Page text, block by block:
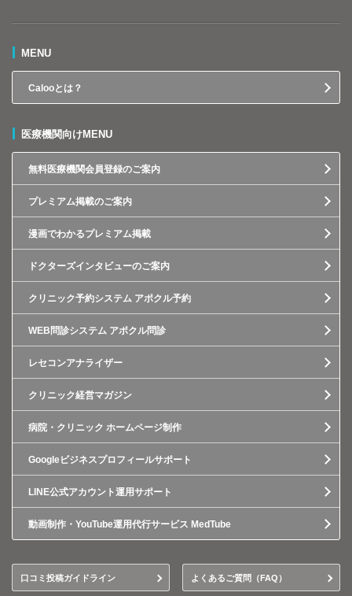
MENU
Calooとは？
医療機関向けMENU
無料医療機関会員登録のご案内
プレミアム掲載のご案内
漫画でわかるプレミアム掲載
ドクターズインタビューのご案内
クリニック予約システム アポクル予約
WEB問診システム アポクル問診
レセコンアナライザー
クリニック経営マガジン
病院・クリニック ホームページ制作
Googleビジネスプロフィールサポート
LINE公式アカウント運用サポート
動画制作・YouTube運用代行サービス MedTube
口コミ投稿ガイドライン よくあるご質問（FAQ）